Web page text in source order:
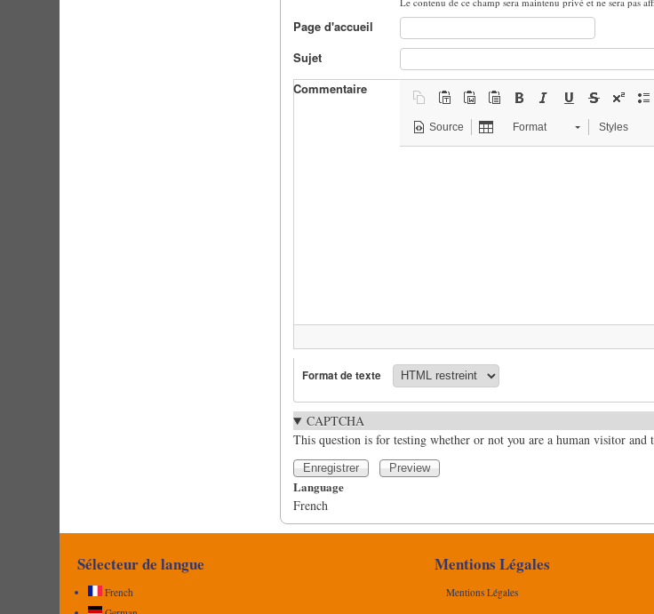
Page d'accueil
Sujet
Commentaire
Source Format Styles
Format de texte
CAPTCHA
This question is for testing whether or not you are a human visitor and
Language
French
Sélecteur de langue
French
Mentions Légales
Mentions Légales